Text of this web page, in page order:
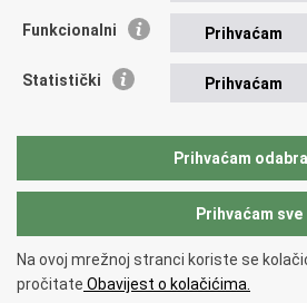
tel.:+385 (0)1 4569 964
fax: +385 (0)1 4551 795, +385 (0)1
E-adresa:ministarstvo@mvep.hr
Katalog investicijskih projekata
Copyright © 2026 Ministarstvo vanjskih i
korištenja.Izjava o pristupačnosti.
Funkcionalni Prihvaćam
Statistički Prihvaćam
Prihvaćam
Prihvaćam sve
Na ovoj mrežnoj stranci koriste se
pročitate Obavijest o kolačićima.